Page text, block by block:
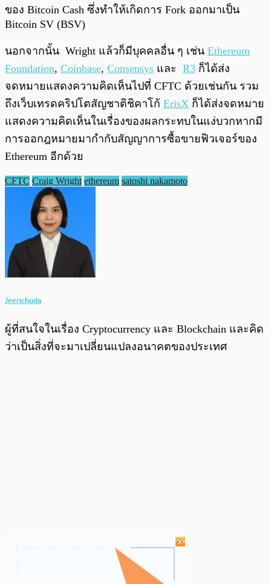
ของ Bitcoin Cash ซึ่งทำให้เกิดการ Fork ออกมาเป็น
Bitcoin SV (BSV)
นอกจากนั้น Wright แล้วก็มีบุคคลอื่น ๆ เช่น Ethereum
Foundation, Coinbase, Consensys และ R3 ก็ได้ส่ง
จดหมายแสดงความคิดเห็นไปที่ CFTC ด้วยเช่นกัน รวม
ถึงเว็บเทรดคริปโตสัญชาติชิคาโก้ ErisX ก็ได้ส่งจดหมาย
แสดงความคิดเห็นในเรื่องของผลกระทบในแง่บวกหากมี
การออกฎหมายมากำกับสัญญาการซื้อขายฟิวเจอร์ของ
Ethereum อีกด้วย
CFTC Craig Wright ethereum satoshi nakamoto
Jeerichuda
ผู้ที่สนใจในเรื่อง Cryptocurrency และ Blockchain และคิด
ว่าเป็นสิ่งที่จะมาเปลี่ยนแปลงอนาคตของประเทศ